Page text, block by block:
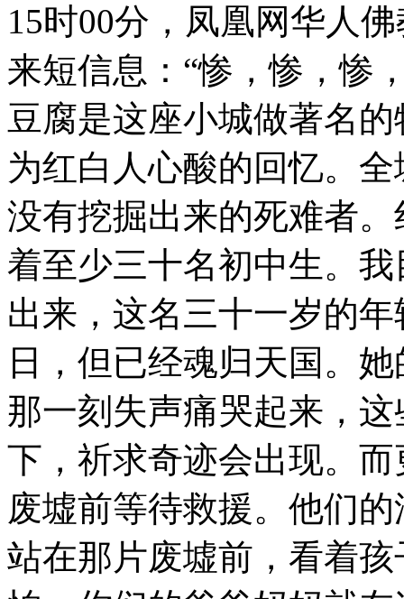
15时00分，凤凰网华人
来短信息：“惨，惨，惨
豆腐是这座小城做著名
为红白人心酸的回忆。
没有挖掘出来的死难者
着至少三十名初中生。
出来，这名三十一岁的
日，但已经魂归天国。
那一刻失声痛哭起来，
下，祈求奇迹会出现。
废墟前等待救援。他们
站在那片废墟前，看着